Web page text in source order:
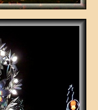
(forum)